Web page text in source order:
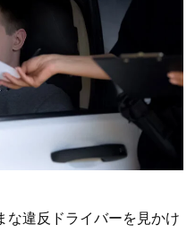
な違反ドライバーを見かけ